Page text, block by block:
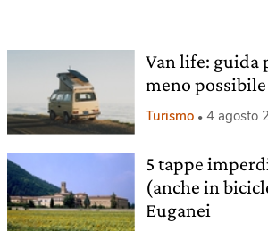
Van life: guida
meno
Turismo 4 agosto
5 tappe
(anche in
Euganei